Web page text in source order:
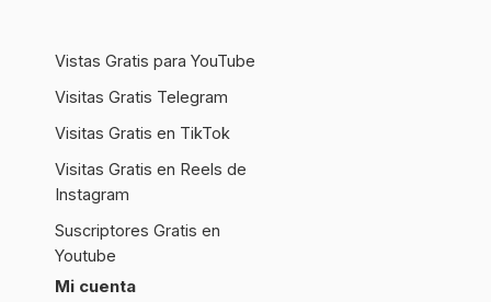
Vistas Gratis para YouTube
Visitas Gratis Telegram
Visitas Gratis en TikTok
Visitas Gratis en Reels de
Instagram
Suscriptores Gratis en
Youtube
Mi cuenta